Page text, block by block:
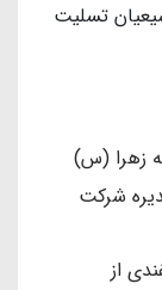
تسلیت
زهرا (س)
شرکت
از